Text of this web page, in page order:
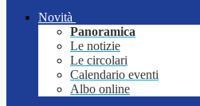
Novità
Panoramica
Le notizie
Le circolari
Calendario eventi
Albo online